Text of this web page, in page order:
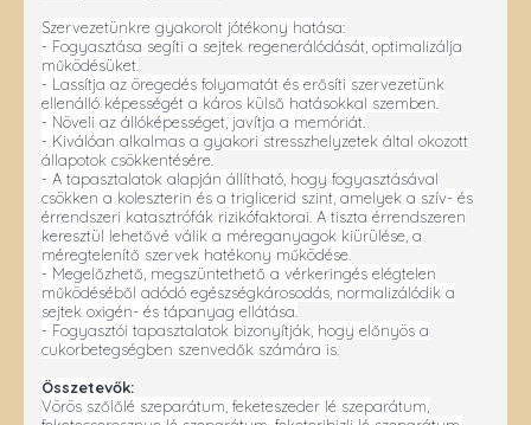
Szervezetünkre gyakorolt jótékony hatása:
- Fogyasztása segíti a sejtek regenerálódását, optimalizálja
működésüket.
- Lassítja az öregedés folyamatát és erősíti szervezetünk
ellenálló képességét a káros külső hatásokkal szemben.
- Növeli az állóképességet, javítja a memóriát.
- Kiválóan alkalmas a gyakori stresszhelyzetek által okozott
állapotok csökkentésére.
- A tapasztalatok alapján állítható, hogy fogyasztásával
csökken a koleszterin és a triglicerid szint, amelyek a szív- és
érrendszeri katasztrófák rizikófaktorai. A tiszta érrendszeren
keresztül lehetővé válik a méreganyagok kiürülése, a
méregtelenítő szervek hatékony működése.
- Megelőzhető, megszüntethető a vérkeringés elégtelen
működéséből adódó egészségkárosodás, normalizálódik a
sejtek oxigén- és tápanyag ellátása.
- Fogyasztói tapasztalatok bizonyítják, hogy előnyös a
cukorbetegségben szenvedők számára is.
Összetevők:
Vörös szőlőlé szeparátum, feketeszeder lé szeparátum,